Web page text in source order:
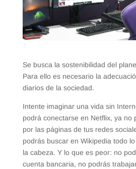
Se busca la sostenibilidad del
Para ello es necesario la
diarios de la sociedad.
Intente imaginar una vida sin
podrá conectarse en Netflix, ya no
por las páginas de tus redes
podrás buscar en Wikipedia todo
la cabeza. Y lo que es peor: no
cuenta bancaria, no podrás